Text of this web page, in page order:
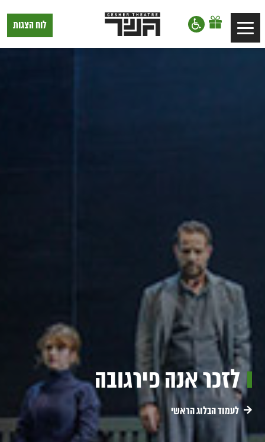
דלג לסרגל הניווט
דלג לתוכן
Toggle
navigation
תיאטרון
גשר,
לוח הצגות
לזכר אנה פירגובה
לעמוד הבלוג הראשי